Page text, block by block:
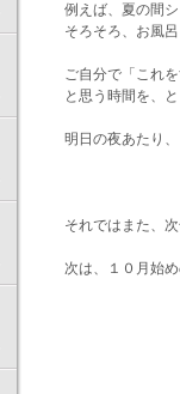
例えば、夏の間
そろそろ、お風
ご自分で「これを
と思う時間を、
明日の夜あたり
それではまた、
次は、１０月始